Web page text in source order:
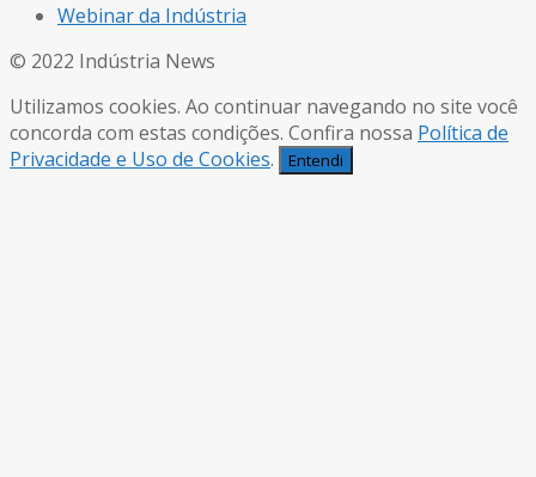
Webinar da Indústria
© 2022 Indústria News
Utilizamos cookies. Ao continuar navegando no site você
concorda com estas condições. Confira nossa Política de
Privacidade e Uso de Cookies. Entendi